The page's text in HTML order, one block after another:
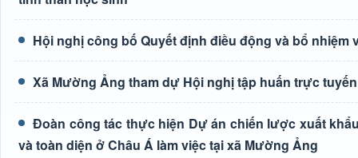
Hội nghị công bố Quyết định điều động và bổ nhiệm
Xã Mường Ảng tham dự Hội nghị tập huấn trực
Đoàn công tác thực hiện Dự án chiến lược xuất
và toàn diện ở Châu Á làm việc tại xã Mường Ảng